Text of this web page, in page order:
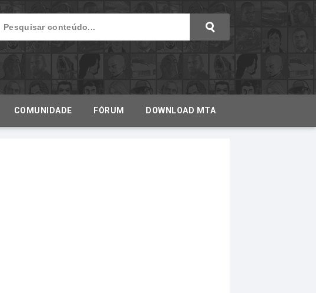
COMUNIDADE FÓRUM DOWNLOAD MTA